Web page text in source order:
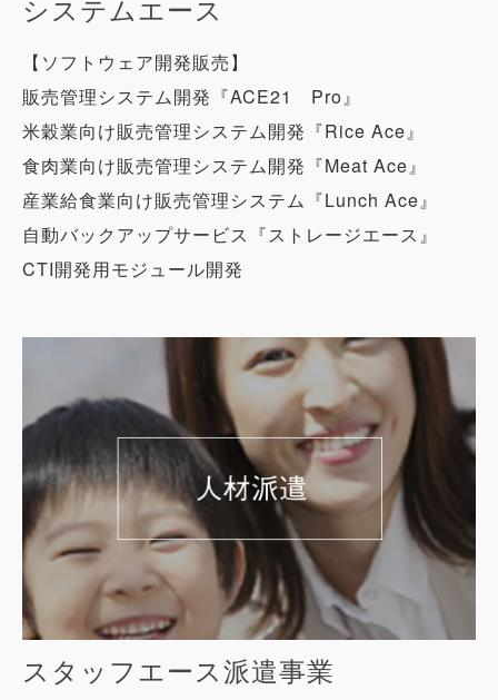
システムエース
【ソフトウェア開発販売】
販売管理システム開発『ACE21 Pro』
米穀業向け販売管理システム開発『Rice Ace』
食肉業向け販売管理システム開発『Meat Ace』
産業給食業向け販売管理システム『Lunch Ace』
自動バックアップサービス『ストレージエース』
CTI開発用モジュール開発
スタッフエース派遣事業